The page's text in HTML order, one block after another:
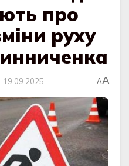
про
руху
19.09.2025 AA